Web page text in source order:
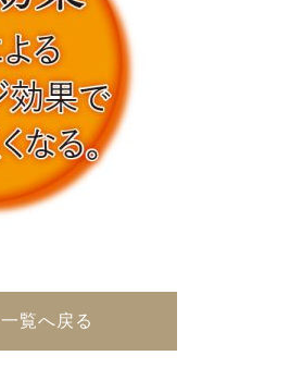
一覧へ戻る